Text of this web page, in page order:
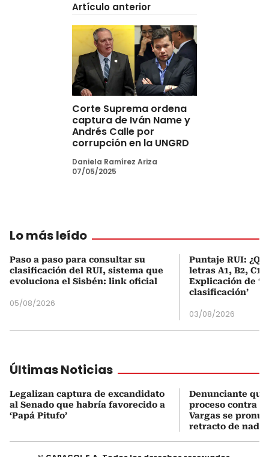
Artículo anterior
Corte Suprema ordena
captura de Iván Name y
Andrés Calle por
corrupción en la UNGRD
Daniela Ramírez Ariza
07/05/2025
Lo más leído
Paso a paso para consultar su
clasificación del RUI, sistema que
evoluciona el Sisbén: link oficial
05/08/2026
Puntaje RUI:
letras A1, B2, C1
Explicación de
clasificación’
03/08/2026
Últimas Noticias
Legalizan captura de excandidato
al Senado que habría favorecido a
‘Papá Pitufo’
Denunciante
proceso contra
Vargas se
retracto de nada”